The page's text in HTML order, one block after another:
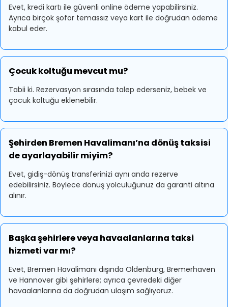
Evet, kredi kartı ile güvenli online ödeme yapabilirsiniz.
Ayrıca birçok şoför temassız veya kart ile doğrudan ödeme
kabul eder.
Çocuk koltuğu mevcut mu?
Tabii ki. Rezervasyon sırasında talep ederseniz, bebek ve
çocuk koltuğu eklenebilir.
Şehirden Bremen Havalimanı’na dönüş taksisi
de ayarlayabilir miyim?
Evet, gidiş-dönüş transferinizi aynı anda rezerve
edebilirsiniz. Böylece dönüş yolculuğunuz da garanti altına
alınır.
Başka şehirlere veya havaalanlarına taksi
hizmeti var mı?
Evet, Bremen Havalimanı dışında Oldenburg, Bremerhaven
ve Hannover gibi şehirlere; ayrıca çevredeki diğer
havaalanlarına da doğrudan ulaşım sağlıyoruz.